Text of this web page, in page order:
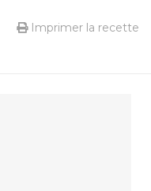
Imprimer la recette